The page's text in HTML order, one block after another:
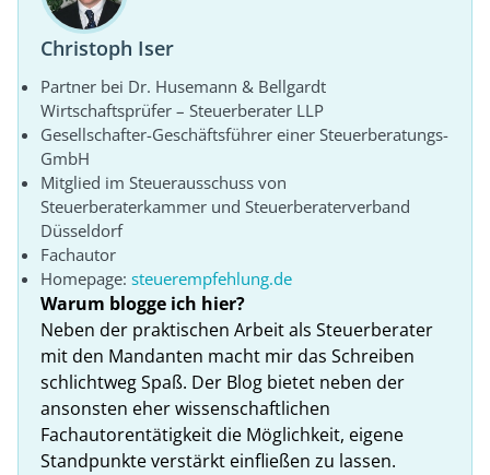
Christoph Iser
Partner bei Dr. Husemann & Bellgardt
Wirtschaftsprüfer – Steuerberater LLP
Gesellschafter-Geschäftsführer einer Steuerberatungs-
GmbH
Mitglied im Steuerausschuss von
Steuerberaterkammer und Steuerberaterverband
Düsseldorf
Fachautor
Homepage: steuerempfehlung.de
Warum blogge ich hier?
Neben der praktischen Arbeit als Steuerberater
mit den Mandanten macht mir das Schreiben
schlichtweg Spaß. Der Blog bietet neben der
ansonsten eher wissenschaftlichen
Fachautorentätigkeit die Möglichkeit, eigene
Standpunkte verstärkt einfließen zu lassen.